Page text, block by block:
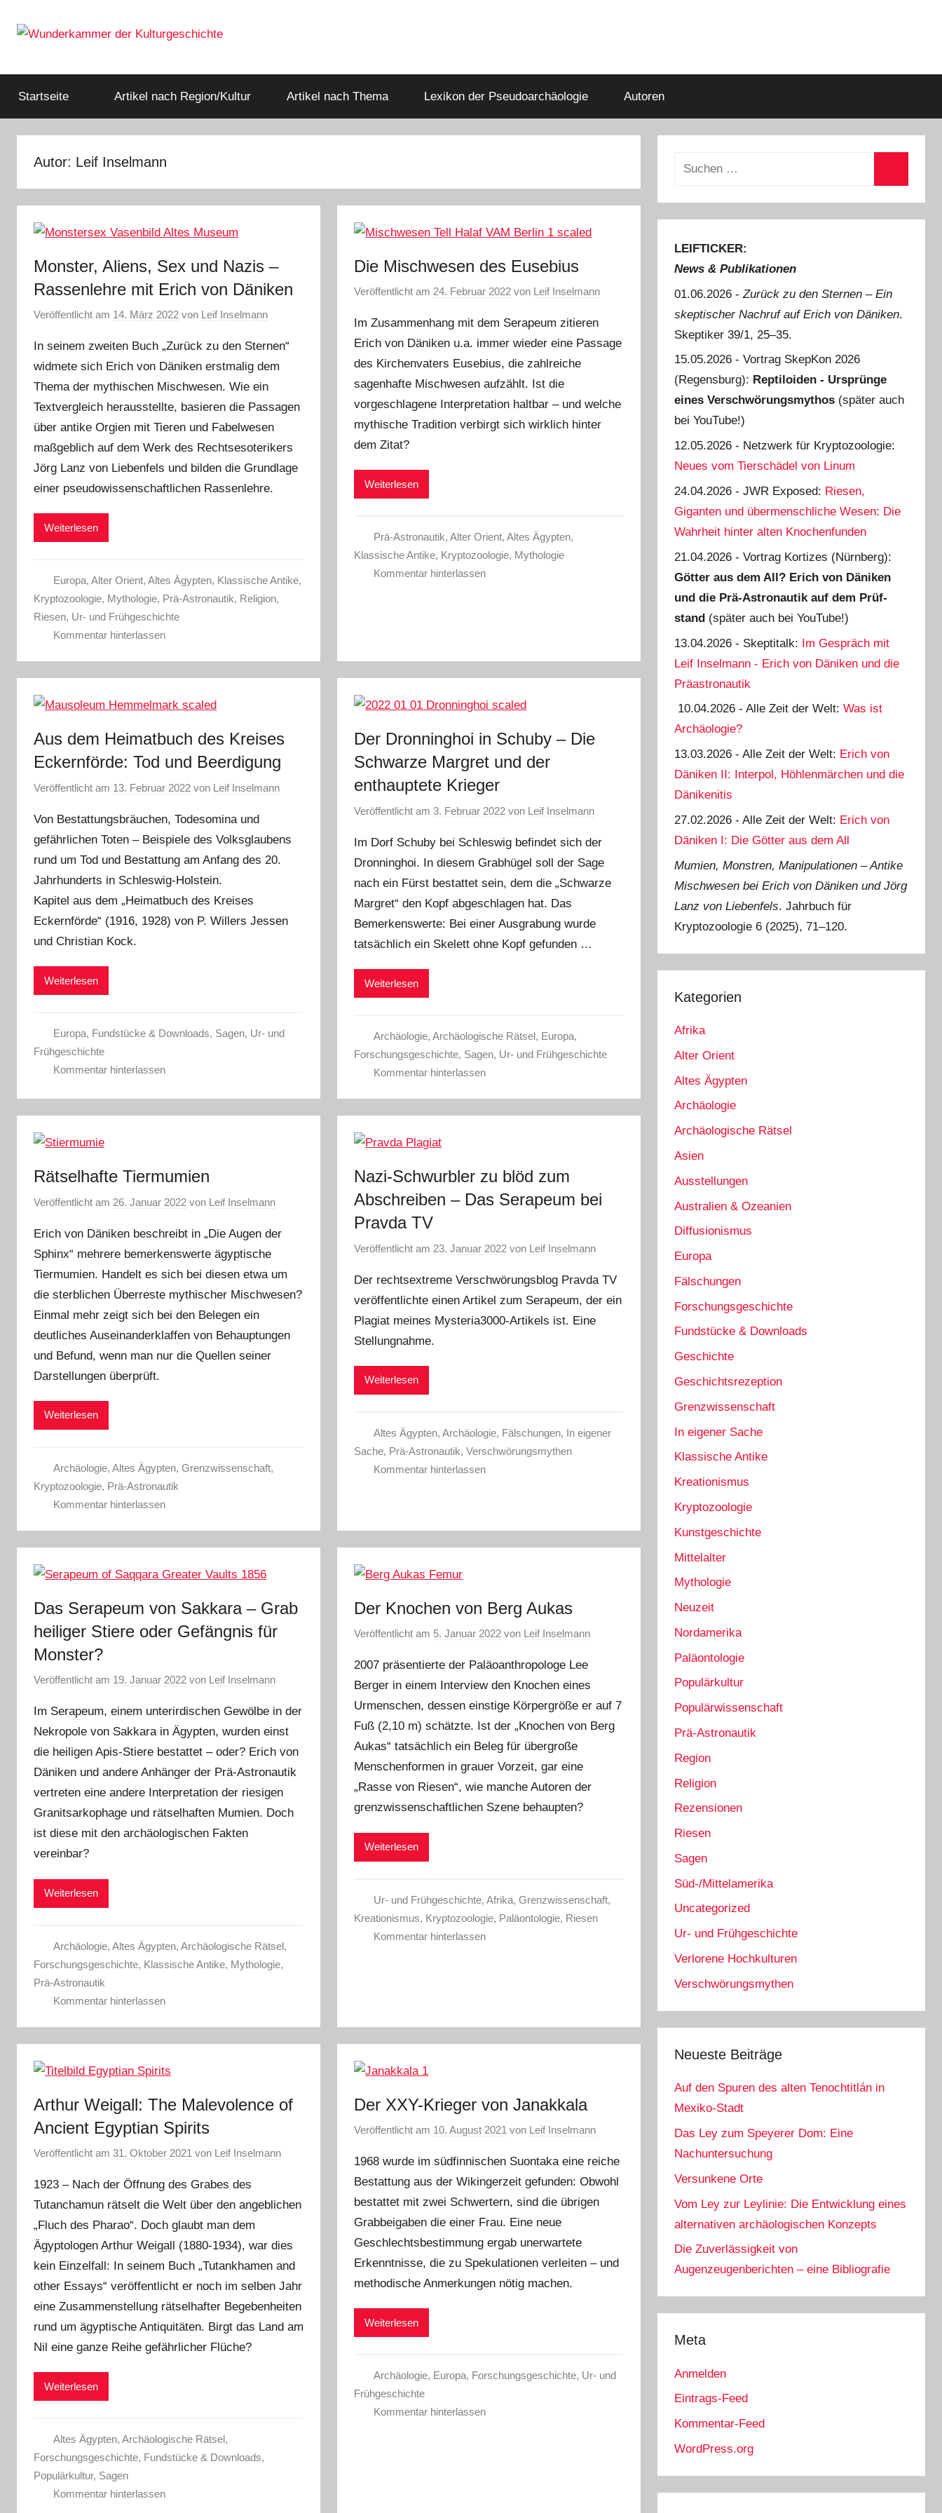
Inhalt
Wunderkammer
der
Kulturgeschichte
der
Geschichte
Startseite Artikel nach Region/Kultur Artikel nach Thema Lexikon der Pseudoarchäologie Autoren
Autor: Leif Inselmann
Monster, Aliens, Sex und Nazis –
Rassenlehre mit Erich von Däniken
Veröffentlicht am 14. März 2022 von Leif Inselmann
In seinem zweiten Buch „Zurück zu den Sternen“
widmete sich Erich von Däniken erstmalig dem
Thema der mythischen Mischwesen. Wie ein
Textvergleich herausstellte, basieren die Passagen
über antike Orgien mit Tieren und Fabelwesen
maßgeblich auf dem Werk des Rechtsesoterikers
Jörg Lanz von Liebenfels und bilden die Grundlage
einer pseudowissenschaftlichen Rassenlehre.
Weiterlesen
Europa, Alter Orient, Altes Ägypten, Klassische Antike,
Kryptozoologie, Mythologie, Prä-Astronautik, Religion,
Riesen, Ur- und Frühgeschichte
Kommentar hinterlassen
Die Mischwesen des Eusebius
Veröffentlicht am 24. Februar 2022 von Leif Inselmann
Im Zusammenhang mit dem Serapeum zitieren
Erich von Däniken u.a. immer wieder eine Passage
des Kirchenvaters Eusebius, die zahlreiche
sagenhafte Mischwesen aufzählt. Ist die
vorgeschlagene Interpretation haltbar – und welche
mythische Tradition verbirgt sich wirklich hinter
dem Zitat?
Weiterlesen
Prä-Astronautik, Alter Orient, Altes Ägypten,
Klassische Antike, Kryptozoologie, Mythologie
Kommentar hinterlassen
Aus dem Heimatbuch des Kreises
Eckernförde: Tod und Beerdigung
Veröffentlicht am 13. Februar 2022 von Leif Inselmann
Von Bestattungsbräuchen, Todesomina und
gefährlichen Toten – Beispiele des Volksglaubens
rund um Tod und Bestattung am Anfang des 20.
Jahrhunderts in Schleswig-Holstein.
Kapitel aus dem „Heimatbuch des Kreises
Eckernförde“ (1916, 1928) von P. Willers Jessen
und Christian Kock.
Weiterlesen
Europa, Fundstücke & Downloads, Sagen, Ur- und
Frühgeschichte
Kommentar hinterlassen
Der Dronninghoi in Schuby – Die
Schwarze Margret und der
enthauptete Krieger
Veröffentlicht am3. Februar 2022 von Leif Inselmann
Im Dorf Schuby bei Schleswig befindet sich der
Dronninghoi. In diesem Grabhügel soll der Sage
nach ein Fürst bestattet sein, dem die „Schwarze
Margret“ den Kopf abgeschlagen hat. Das
Bemerkenswerte: Bei einer Ausgrabung wurde
tatsächlich ein Skelett ohne Kopf gefunden …
Weiterlesen
Archäologie, Archäologische Rätsel, Europa,
Forschungsgeschichte, Sagen, Ur- und Frühgeschichte
Kommentar hinterlassen
Rätselhafte Tiermumien
Veröffentlicht am 26. Januar 2022 von Leif Inselmann
Erich von Däniken beschreibt in „Die Augen der
Sphinx“ mehrere bemerkenswerte ägyptische
Tiermumien. Handelt es sich bei diesen etwa um
die sterblichen Überreste mythischer Mischwesen?
Einmal mehr zeigt sich bei den Belegen ein
deutliches Auseinanderklaffen von Behauptungen
und Befund, wenn man nur die Quellen seiner
Darstellungen überprüft.
Weiterlesen
Archäologie, Altes Ägypten, Grenzwissenschaft,
Kryptozoologie, Prä-Astronautik
Kommentar hinterlassen
Nazi-Schwurbler zu blöd zum
Abschreiben – Das Serapeum bei
Pravda TV
Veröffentlicht am 23. Januar 2022 von Leif Inselmann
Der rechtsextreme Verschwörungsblog Pravda TV
veröffentlichte einen Artikel zum Serapeum, der ein
Plagiat meines Mysteria3000-Artikels ist. Eine
Stellungnahme.
Weiterlesen
Altes Ägypten, Archäologie, Fälschungen, In eigener
Sache, Prä-Astronautik,Verschwörungsmythen
Kommentar hinterlassen
Das Serapeum von Sakkara – Grab
heiliger Stiere oder Gefängnis für
Monster?
Veröffentlicht am 19. Januar 2022 von Leif Inselmann
Im Serapeum, einem unterirdischen Gewölbe in der
Nekropole von Sakkara in Ägypten, wurden einst
die heiligen Apis-Stiere bestattet – oder? Erich von
Däniken und andere Anhänger der Prä-Astronautik
vertreten eine andere Interpretation der riesigen
Granitsarkophage und rätselhaften Mumien. Doch
ist diese mit den archäologischen Fakten
vereinbar?
Weiterlesen
Archäologie, Altes Ägypten, Archäologische Rätsel,
Forschungsgeschichte, Klassische Antike, Mythologie,
Prä-Astronautik
Kommentar hinterlassen
Der Knochen von Berg Aukas
Veröffentlicht am 5. Januar 2022 von Leif Inselmann
2007 präsentierte der Paläoanthropologe Lee
Berger in einem Interview den Knochen eines
Urmenschen, dessen einstige Körpergröße er auf 7
Fuß (2,10 m) schätzte. Ist der „Knochen von Berg
Aukas“ tatsächlich ein Beleg für übergroße
Menschenformen in grauer Vorzeit, gar eine
„Rasse von Riesen“, wie manche Autoren der
grenzwissenschaftlichen Szene behaupten?
Weiterlesen
Ur- und Frühgeschichte, Afrika, Grenzwissenschaft,
Kreationismus, Kryptozoologie, Paläontologie, Riesen
Kommentar hinterlassen
Arthur Weigall: The Malevolence of
Ancient Egyptian Spirits
Veröffentlicht am 31. Oktober 2021 von Leif Inselmann
1923 – Nach der Öffnung des Grabes des
Tutanchamun rätselt die Welt über den angeblichen
„Fluch des Pharao“. Doch glaubt man dem
Ägyptologen Arthur Weigall (1880-1934), war dies
kein Einzelfall: In seinem Buch „Tutankhamen and
other Essays“ veröffentlicht er noch im selben Jahr
eine Zusammenstellung rätselhafter Begebenheiten
rund um ägyptische Antiquitäten. Birgt das Land am
Nil eine ganze Reihe gefährlicher Flüche?
Weiterlesen
Altes Ägypten, Archäologische Rätsel,
Forschungsgeschichte, Fundstücke & Downloads,
Populärkultur, Sagen
Kommentar hinterlassen
Der XXY-Krieger von Janakkala
Veröffentlicht am 10. August 2021 von Leif Inselmann
1968 wurde im südfinnischen Suontaka eine reiche
Bestattung aus der Wikingerzeit gefunden: Obwohl
bestattet mit zwei Schwertern, sind die übrigen
Grabbeigaben die einer Frau. Eine neue
Geschlechtsbestimmung ergab unerwartete
Erkenntnisse, die zu Spekulationen verleiten – und
methodische Anmerkungen nötig machen.
Weiterlesen
Archäologie, Europa, Forschungsgeschichte, Ur- und
Frühgeschichte
Kommentar hinterlassen
Suchen
LEIFTICKER:
News & Publikationen
01.06.2026 -Zurück zu den Sternen ‒ Ein
skeptischer Nachruf auf Erich von Däniken.
Skeptiker 39/1, 25‒35.
15.05.2026 - Vortrag SkepKon 2026
(Regensburg): Reptiloiden - Ursprünge
eines Verschwörungsmythos (später auch
bei YouTube!)
12.05.2026 - Netzwerk für Kryptozoologie:
Neues vom Tierschädel von Linum
24.04.2026 - JWR Exposed: Riesen,
Giganten und übermenschliche Wesen: Die
Wahrheit hinter alten Knochenfunden
21.04.2026 - Vortrag Kortizes (Nürnberg):
Götter aus dem All? Erich von Däniken
und die Prä-Astro­nautik auf dem Prüf­
stand (später auch bei YouTube!)
13.04.2026 - Skeptitalk: Im Gespräch mit
Leif Inselmann - Erich von Däniken und die
Präastronautik
10.04.2026 - Alle Zeit der Welt:Was ist
Archäologie?
13.03.2026 - Alle Zeit der Welt: Erich von
Däniken II: Interpol, Höhlenmärchen und die
Dänikenitis
27.02.2026 - Alle Zeit der Welt: Erich von
Däniken I: Die Götter aus dem All
Mumien, Monstren, Manipulationen ‒ Antike
Mischwesen bei Erich von Däniken und Jörg
Lanz von Liebenfels. Jahrbuch für
Kryptozoologie 6 (2025), 71‒120.
Kategorien
Afrika
Alter Orient
Altes Ägypten
Archäologie
Archäologische Rätsel
Asien
Ausstellungen
Australien & Ozeanien
Diffusionismus
Europa
Fälschungen
Forschungsgeschichte
Fundstücke & Downloads
Geschichte
Geschichtsrezeption
Grenzwissenschaft
In eigener Sache
Klassische Antike
Kreationismus
Kryptozoologie
Kunstgeschichte
Mittelalter
Mythologie
Neuzeit
Nordamerika
Paläontologie
Populärkultur
Populärwissenschaft
Prä-Astronautik
Region
Religion
Rezensionen
Riesen
Sagen
Süd-/Mittelamerika
Uncategorized
Ur- und Frühgeschichte
Verlorene Hochkulturen
Verschwörungsmythen
Neueste Beiträge
Auf den Spuren des alten Tenochtitlán in
Mexiko-Stadt
Das Ley zum Speyerer Dom: Eine
Nachuntersuchung
Versunkene Orte
Vom Ley zur Leylinie: Die Entwicklung eines
alternativen archäologischen Konzepts
Die Zuverlässigkeit von
Augenzeugenberichten – eine Bibliografie
Meta
Anmelden
Eintrags-Feed
Kommentar-Feed
WordPress.org